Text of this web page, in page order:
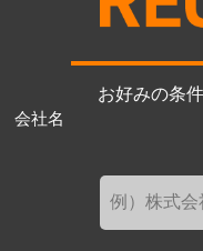
お好みの条
会社名